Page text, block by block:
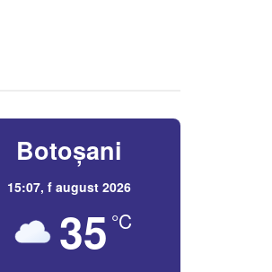
Botoșani
15:07,f august 2026
35 °C